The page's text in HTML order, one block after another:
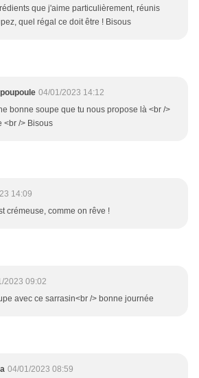
que j'aime particulièrement, réunis
quel régal ce doit être ! Bisous
04/01/2023 14:12
bonne soupe que tu nous propose là <br />
<br /> Bisous
14:09
crémeuse, comme on rêve !
2023 09:02
avec ce sarrasin<br /> bonne journée
04/01/2023 08:59